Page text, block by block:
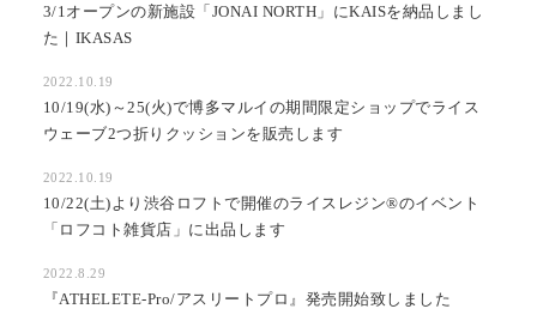
3/1オープンの新施設「JONAI NORTH」にKAISを納品しまし
た｜IKASAS
2022.10.19
10/19(水)～25(火)で博多マルイの期間限定ショップでライス
ウェーブ2つ折りクッションを販売します
2022.10.19
10/22(土)より渋谷ロフトで開催のライスレジン®のイベント
「ロフコト雑貨店」に出品します
2022.8.29
『ATHELETE-Pro/アスリートプロ』発売開始致しました